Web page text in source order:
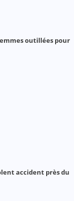
outillées pour
accident près du